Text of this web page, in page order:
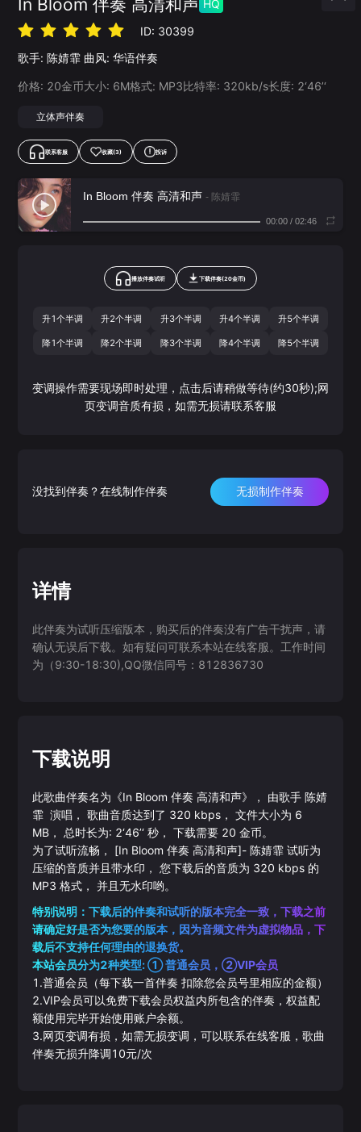
In Bloom 伴奏 高清和声 HQ
ID: 30399
歌手: 陈婧霏 曲风: 华语伴奏
价格: 20金币大小: 6M格式: MP3比特率: 320kb/s长度: 2‘46’‘
立体声伴奏
联系客服 收藏(3) 投诉
In Bloom 伴奏 高清和声 - 陈婧霏
00:00/ 02:46
播放伴奏试听 下载伴奏(20金币)
升1个半调 升2个半调 升3个半调 升4个半调 升5个半调
降1个半调 降2个半调 降3个半调 降4个半调 降5个半调
变调操作需要现场即时处理，点击后请稍做等待(约30秒);网
页变调音质有损，如需无损请联系客服
没找到伴奏？在线制作伴奏 无损制作伴奏
详情
此伴奏为试听压缩版本，购买后的伴奏没有广告干扰声，请
确认无误后下载。如有疑问可联系本站在线客服。工作时间
为（9:30-18:30),QQ微信同号：812836730
下载说明
此歌曲伴奏名为《In Bloom 伴奏 高清和声》， 由歌手 陈婧
霏 演唱， 歌曲音质达到了 320 kbps， 文件大小为 6
MB， 总时长为: 2‘46’‘秒， 下载需要 20 金币。
为了试听流畅， [In Bloom 伴奏 高清和声]- 陈婧霏 试听为
压缩的音质并且带水印， 您下载后的音质为 320 kbps 的
MP3 格式， 并且无水印哟。
特别说明：下载后的伴奏和试听的版本完全一致，下载之前
请确定好是否为您要的版本，因为音频文件为虚拟物品，下
载后不支持任何理由的退换货。
本站会员分为2种类型: ① 普通会员，②VIP会员
1.普通会员（每下载一首伴奏 扣除您会员号里相应的金额）
2.VIP会员可以免费下载会员权益内所包含的伴奏，权益配
额使用完毕开始使用账户余额。
3.网页变调有损，如需无损变调，可以联系在线客服，歌曲
伴奏无损升降调10元/次